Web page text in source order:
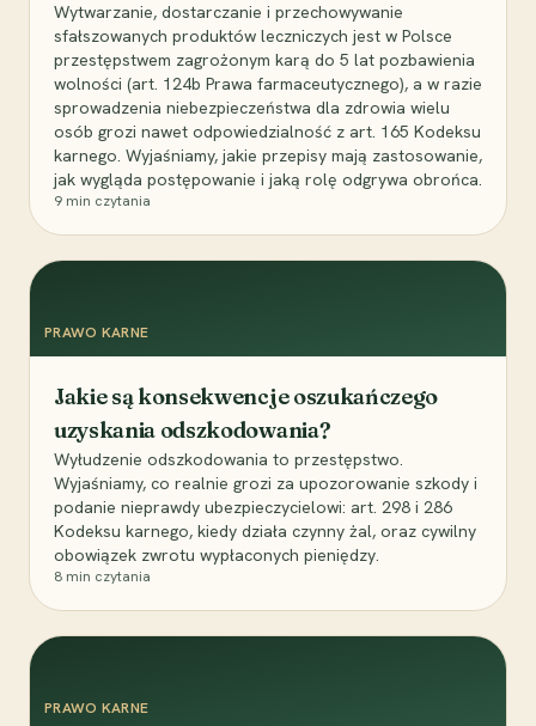
Wytwarzanie, dostarczanie i przechowywanie
sfałszowanych produktów leczniczych jest w Polsce
przestępstwem zagrożonym karą do 5 lat pozbawienia
wolności (art. 124b Prawa farmaceutycznego), a w razie
sprowadzenia niebezpieczeństwa dla zdrowia wielu
osób grozi nawet odpowiedzialność z art. 165 Kodeksu
karnego. Wyjaśniamy, jakie przepisy mają zastosowanie,
jak wygląda postępowanie i jaką rolę odgrywa obrońca.
9 min czytania
PRAWO KARNE
Jakie są konsekwencje oszukańczego
uzyskania odszkodowania?
Wyłudzenie odszkodowania to przestępstwo.
Wyjaśniamy, co realnie grozi za upozorowanie szkody i
podanie nieprawdy ubezpieczycielowi: art. 298 i 286
Kodeksu karnego, kiedy działa czynny żal, oraz cywilny
obowiązek zwrotu wypłaconych pieniędzy.
8 min czytania
PRAWO KARNE